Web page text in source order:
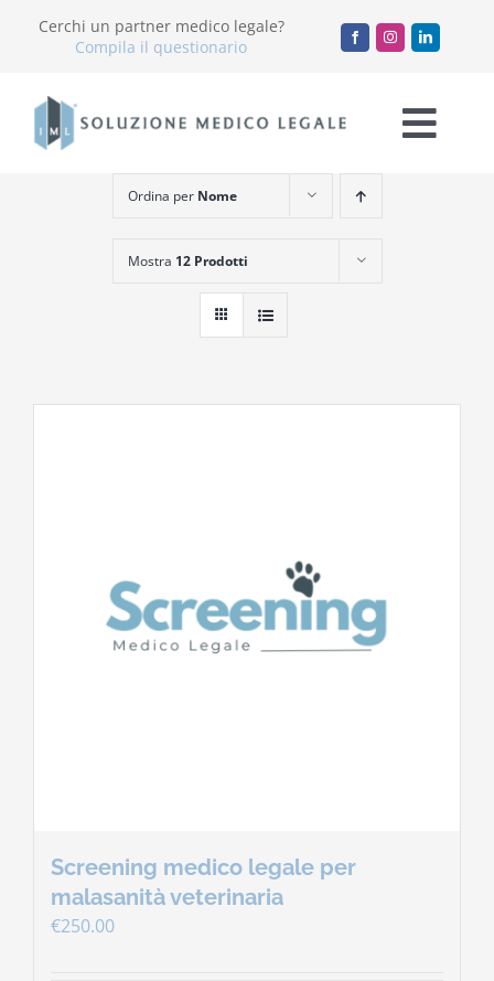
Cerchi un partner medico legale?
Compila il questionario
Chi Siamo
Servizi
Accademia
Blog
Carrello
Ordina per Nome
Mostra 12 Prodotti
Screening medico legale per
malasanità veterinaria
€250.00